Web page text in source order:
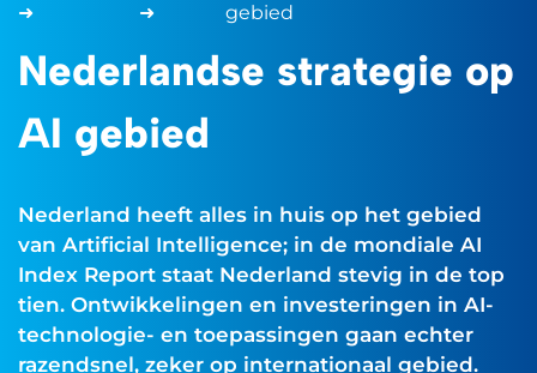
➜
➜
gebied
Nederlandse strategie op
AI gebied
Nederland heeft alles in huis op het gebied
van Artificial Intelligence; in de mondiale AI
Index Report staat Nederland stevig in de top
tien. Ontwikkelingen en investeringen in AI-
technologie- en toepassingen gaan echter
razendsnel, zeker op internationaal gebied.